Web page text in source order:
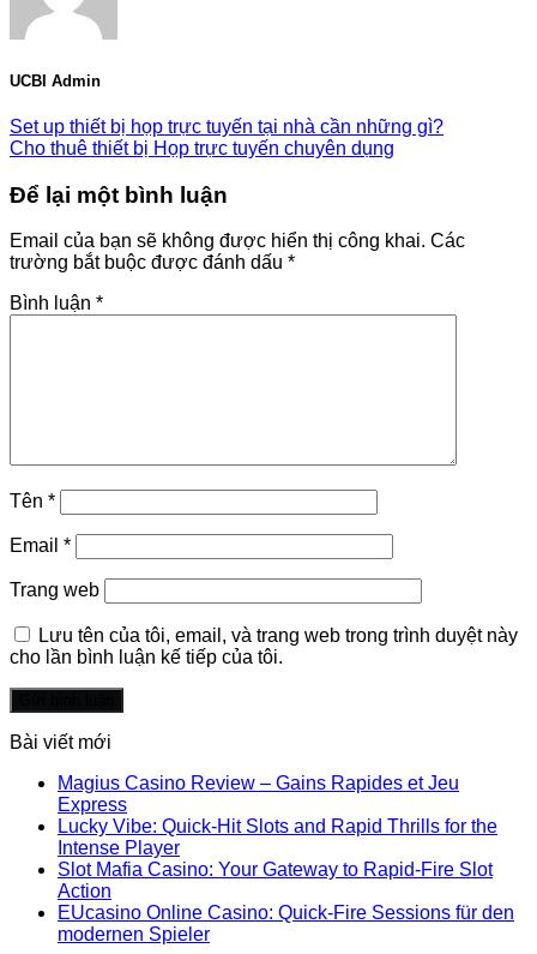
UCBI Admin
Set up thiết bị họp trực tuyến tại nhà cần những gì?
Cho thuê thiết bị Họp trực tuyến chuyên dụng
Để lại một bình luận
Email của bạn sẽ không được hiển thị công khai. Các
trường bắt buộc được đánh dấu *
Bình luận *
Tên *
Email *
Trang web
Lưu tên của tôi, email, và trang web trong trình duyệt này
cho lần bình luận kế tiếp của tôi.
Bài viết mới
Magius Casino Review – Gains Rapides et Jeu
Express
Lucky Vibe: Quick‑Hit Slots and Rapid Thrills for the
Intense Player
Slot Mafia Casino: Your Gateway to Rapid‑Fire Slot
Action
EUcasino Online Casino: Quick‑Fire Sessions für den
modernen Spieler